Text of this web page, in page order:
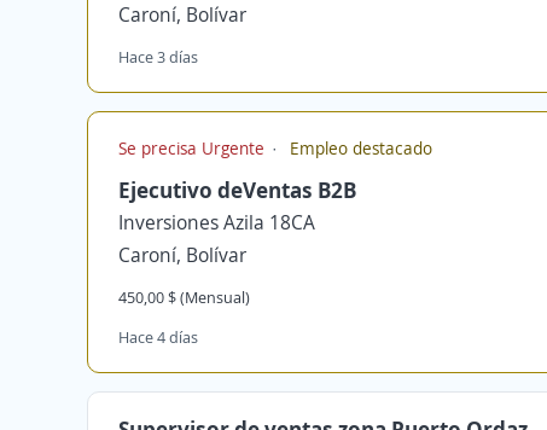
Caroní, Bolívar
Hace 3 días
Se precisa Urgente Empleo destacado
Ejecutivo deVentas B2B
Inversiones Azila 18CA
Caroní, Bolívar
450,00 $ (Mensual)
Hace 4 días